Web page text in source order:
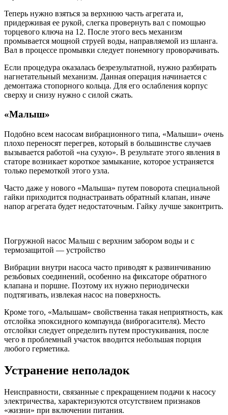
Теперь нужно взяться за верхнюю часть агрегата и,
придерживая ее рукой, слегка провернуть вал с помощью
торцевого ключа на 12. После этого весь механизм
промывается мощной струей воды, направляемой из шланга.
Вал в процессе промывки следует понемногу проворачивать.
Если процедура оказалась безрезультатной, нужно разбирать
нагнетательный механизм. Данная операция начинается с
демонтажа стопорного кольца. Для его ослабления корпус
сверху и снизу нужно с силой сжать.
«Малыш»
Подобно всем насосам вибрационного типа, «Малыши» очень
плохо переносят перегрев, который в большинстве случаев
вызывается работой «на сухую». В результате этого явления в
статоре возникает короткое замыкание, которое устраняется
только перемоткой этого узла.
Часто даже у нового «Малыша» путем поворота специальной
гайки приходится поднастраивать обратный клапан, иначе
напор агрегата будет недостаточным. Гайку лучше законтрить.
Погружной насос Малыш с верхним забором воды и с
термозащитой — устройство
Вибрации внутри насоса часто приводят к развинчиванию
резьбовых соединений, особенно на фиксаторе обратного
клапана и поршне. Поэтому их нужно периодически
подтягивать, извлекая насос на поверхность.
Кроме того, «Малышам» свойственна такая неприятность, как
отслойка эпоксидного компаунда (виброгасителя). Место
отслойки следует определить путем простукивания, после
чего в проблемный участок вводится небольшая порция
любого герметика.
Устранение неполадок
Неисправности, связанные с прекращением подачи к насосу
электричества, характеризуются отсутствием признаков
«жизни» при включении питания.